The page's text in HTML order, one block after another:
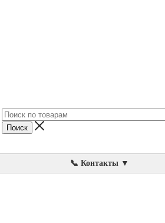
📞 Контакты ▼